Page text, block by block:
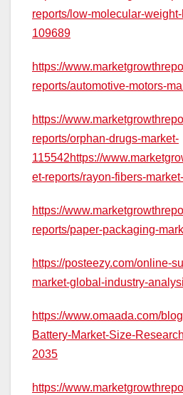
reports/low-molecular-
109689
https://
reports/automotive-motors-
https://
reports/orphan-drugs-market-
115542https://
et-reports/rayon-fibers-
https://
reports/paper-packaging-
https://posteezy.com/online-
market-global-industry-
https://www.omaada.com/
Battery-Market-Size-
2035
https://